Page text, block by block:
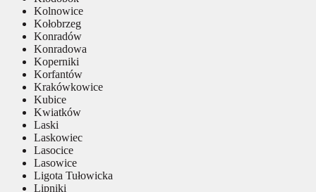
Kolnowice
Kołobrzeg
Konradów
Konradowa
Koperniki
Korfantów
Krakówkowice
Kubice
Kwiatków
Laski
Laskowiec
Lasocice
Lasowice
Ligota Tułowicka
Lipniki